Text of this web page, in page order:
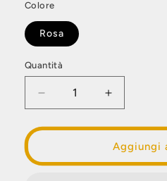
non
Colore
Rosa
Quantità
Diminuisci
quantità
per
Metal
Aumenta
quantità
per
T
Aggiungi